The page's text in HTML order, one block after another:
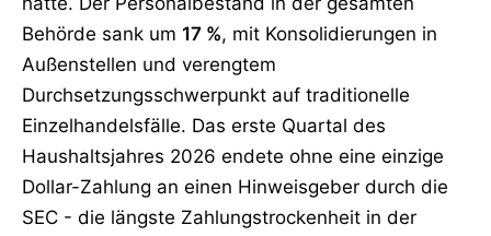
Behörde sank um 17 %, mit Konsolidierungen in
Außenstellen und verengtem
Durchsetzungsschwerpunkt auf traditionelle
Einzelhandelsfälle. Das erste Quartal des
Haushaltsjahres 2026 endete ohne eine einzige
Dollar-Zahlung an einen Hinweisgeber durch die
SEC - die längste Zahlungstrockenheit in der